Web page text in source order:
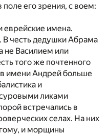
его зрения, с воем:
еврейские имена.
честь дедушки Абрама
не Василием или
того же почтенного
имени Андрей больше
и
ликами
встречались в
селах. На них
и морщины